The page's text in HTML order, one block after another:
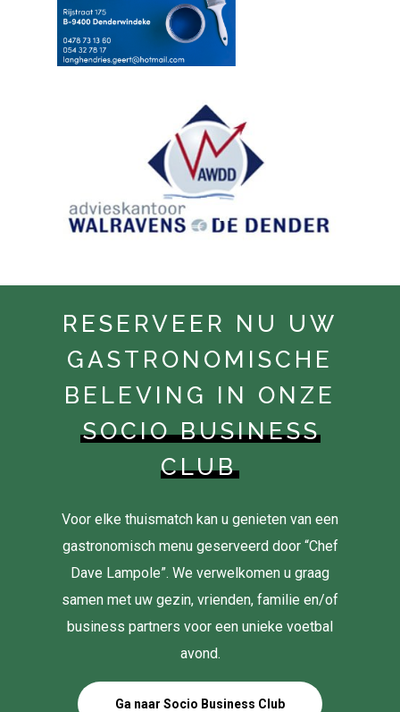
RESERVEER NU UW
GASTRONOMISCHE
BELEVING IN ONZE
SOCIO BUSINESS
CLUB
Voor elke thuismatch kan u genieten van een
gastronomisch menu geserveerd door “Chef
Dave Lampole”. We verwelkomen u graag
samen met uw gezin, vrienden, familie en/of
business partners voor een unieke voetbal
avond.
Ga naar Socio Business Club